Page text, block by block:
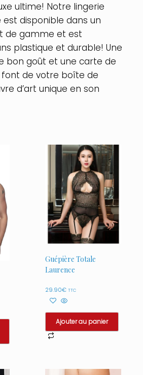
ultime! Notre lingerie
est disponible dans un
de gamme et est
plastique et durable! Une
bon goût et une carte de
font de votre boîte de
d’art unique en son
Guépière Totale
Laurence
29.90€ TTC
Ajouter au panier